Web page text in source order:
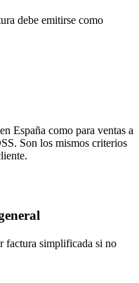
debe emitirse como
España como para ventas a
Son los mismos criterios
factura simplificada si no